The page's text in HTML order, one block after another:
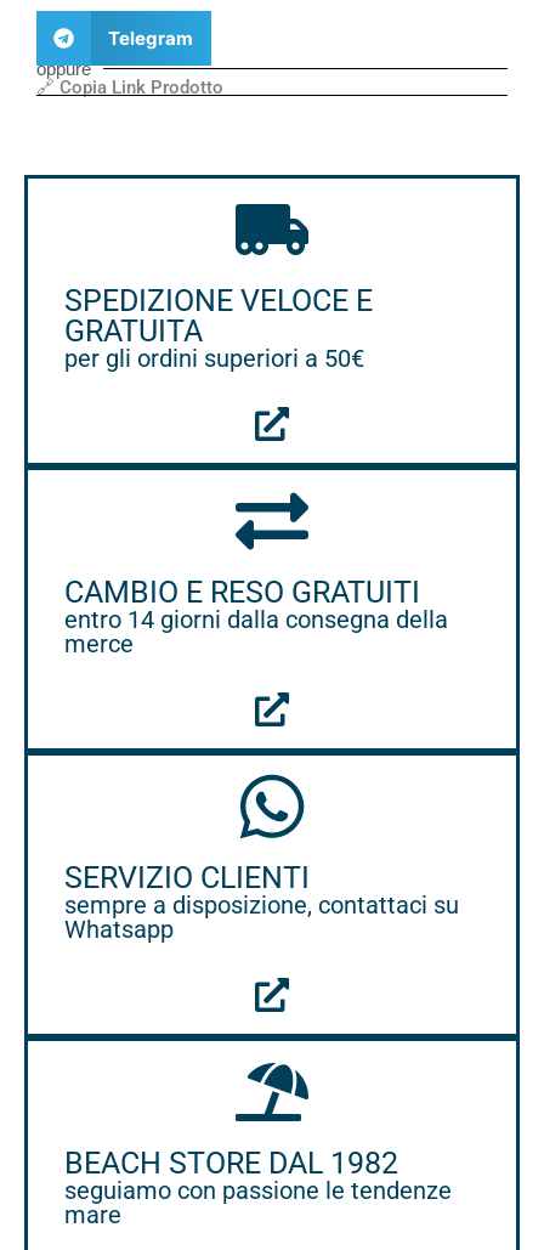
Telegram
oppure
🔗 Copia Link Prodotto
SPEDIZIONE VELOCE E
GRATUITA
per gli ordini superiori a 50€
CAMBIO E RESO GRATUITI
entro 14 giorni dalla consegna della
merce
SERVIZIO CLIENTI
sempre a disposizione, contattaci su
Whatsapp
BEACH STORE DAL 1982
seguiamo con passione le tendenze
mare